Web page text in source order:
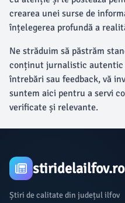
crearea unei surse de
înțelegerea profundă a
Ne străduim să păstrăm
conținut jurnalistic autentic
întrebări sau feedback, vă
suntem aici pentru a servi
verificate și relevante.
stiridelailfov.ro
Știri de calitate din județul ilfov